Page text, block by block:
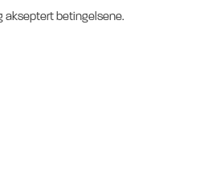
akseptert betingelsene.